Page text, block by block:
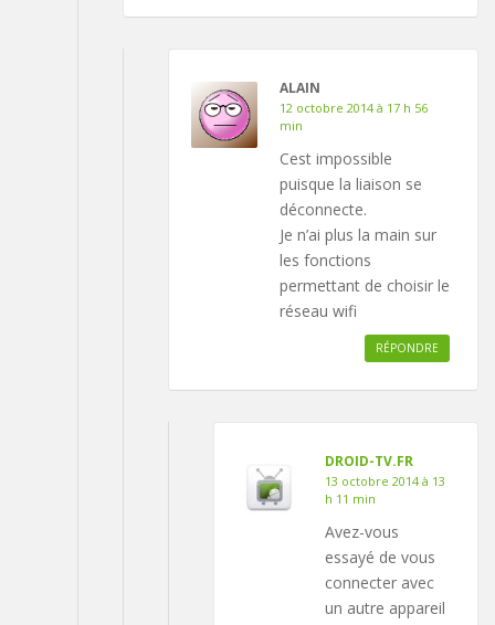
ALAIN
12 octobre 2014 à 17 h 56
min
Cest impossible
puisque la liaison se
déconnecte.
Je n’ai plus la main sur
les fonctions
permettant de choisir le
réseau wifi
RÉPONDRE
DROID-TV.FR
13 octobre 2014 à 13
h 11 min
Avez-vous
essayé de vous
connecter avec
un autre appareil